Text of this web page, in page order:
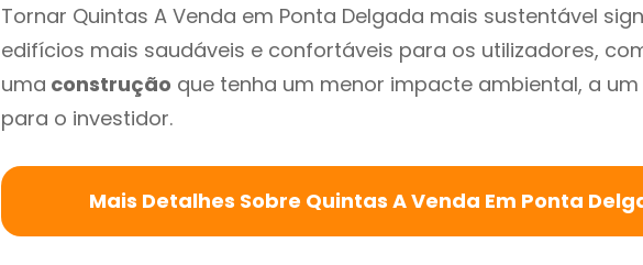
Tornar Quintas A Venda em Ponta Delgada mais sustentável
edifícios mais saudáveis e confortáveis para os utilizadores,
uma construção que tenha um menor impacte ambiental, a
para o investidor.
Mais Detalhes Sobre Quintas A Venda Em Ponta